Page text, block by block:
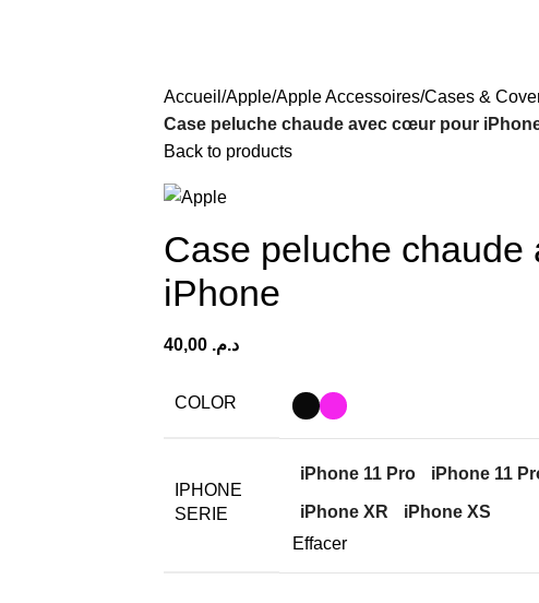
Accueil Apple Apple Accessoires Cases &
Case peluche chaude avec cœur pour
Back to products
Case peluche
iPhone
د.م.
COLOR
IPHONE
SERIE
iPhone 11 Pro iPhone 11
iPhone XR
iPhone XS
Effacer